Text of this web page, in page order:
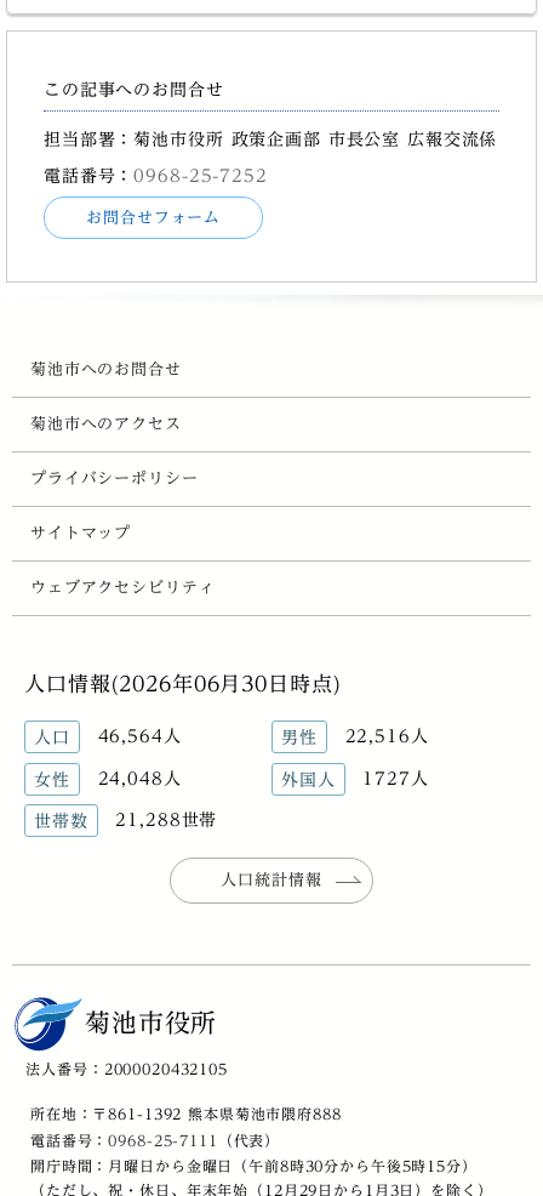
この記事へのお問合せ
担当部署：菊池市役所 政策企画部 市長公室 広報交流係
電話番号：0968-25-7252
お問合せフォーム
菊池市へのお問合せ
菊池市へのアクセス
プライバシーポリシー
サイトマップ
ウェブアクセシビリティ
人口情報(2026年06月30日時点)
人口 46,564人 男性 22,516人
女性 24,048人 外国人 1727人
世帯数 21,288世帯
人口統計情報
菊池市役所
法人番号：2000020432105
所在地：〒861-1392 熊本県菊池市隈府888
電話番号：0968-25-7111
（代表）
開庁時間：月曜日から金曜日（午前8時30分から午後5時15分）
（ただし、祝・休日、年末年始（12月29日から1月3日）を除く）